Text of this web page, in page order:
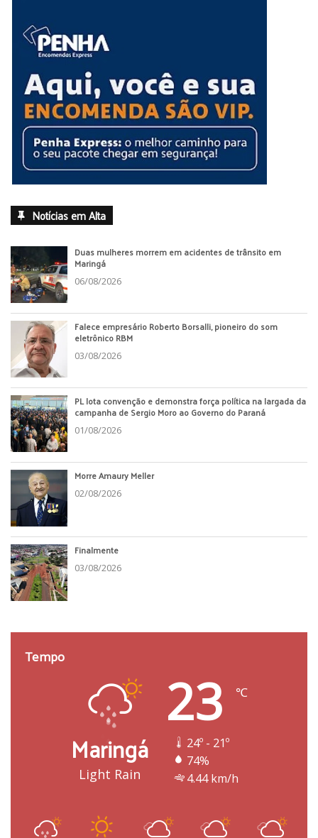
Notícias em Alta
Duas mulheres morrem em acidentes de trânsito em
Maringá
06/08/2026
Falece empresário Roberto Borsalli, pioneiro do som
eletrônico RBM
03/08/2026
PL lota convenção e demonstra força política na largada da
campanha de Sergio Moro ao Governo do Paraná
01/08/2026
Morre Amaury Meller
02/08/2026
Finalmente
03/08/2026
Tempo
Maringá
Light Rain
23 ℃
24º - 21º
74%
4.44 km/h